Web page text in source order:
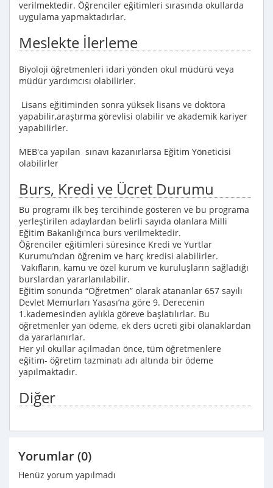
verilmektedir. Öğrenciler eğitimleri sırasında okullarda
uygulama yapmaktadırlar.
Meslekte İlerleme
Biyoloji öğretmenleri idari yönden okul müdürü veya
müdür yardımcısı olabilirler.
Lisans eğitiminden sonra yüksek lisans ve doktora
yapabilir,araştırma görevlisi olabilir ve akademik kariyer
yapabilirler.
MEB'ca yapılan sınavı kazanırlarsa Eğitim Yöneticisi
olabilirler
Burs, Kredi ve Ücret Durumu
Bu programı ilk beş tercihinde gösteren ve bu programa
yerleştirilen adaylardan belirli sayıda olanlara Milli
Eğitim Bakanlığı'nca burs verilmektedir.
Öğrenciler eğitimleri süresince Kredi ve Yurtlar
Kurumu’ndan öğrenim ve harç kredisi alabilirler.
Vakıfların, kamu ve özel kurum ve kuruluşların sağladığı
burslardan yararlanılabilir.
Eğitim sonunda “Öğretmen” olarak atananlar 657 sayılı
Devlet Memurları Yasası’na göre 9. Derecenin
1.kademesinden aylıkla göreve başlatılırlar. Bu
öğretmenler yan ödeme, ek ders ücreti gibi olanaklardan
da yararlanırlar.
Her yıl okullar açılmadan önce, tüm öğretmenlere
eğitim- öğretim tazminatı adı altında bir ödeme
yapılmaktadır.
Diğer
Yorumlar (0)
Henüz yorum yapılmadı